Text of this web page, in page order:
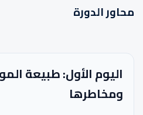
محاور الدورة
اليوم الأول: طبيعة
ومخاطرها